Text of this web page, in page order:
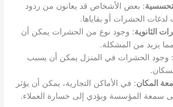
: بعض الأشخاص قد يعانون من ردود
الحشرات أو بقاياها.
الثانوية: وجود نوع من الحشرات يمكن أن
يزيد من المشكلة.
: وجود الحشرات في المنزل يمكن أن يسبب
المكان: في الأماكن التجارية، يمكن أن يؤثر
سمعة المؤسسة ويؤدي إلى خسارة العملاء.